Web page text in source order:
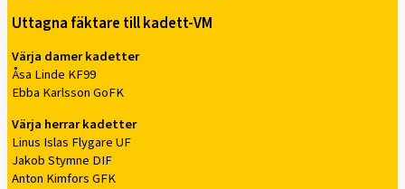
Uttagna fäktare till kadett-VM
Värja damer kadetter
Åsa Linde KF99
Ebba Karlsson GoFK
Värja herrar kadetter
Linus Islas Flygare UF
Jakob Stymne DIF
Anton Kimfors GFK